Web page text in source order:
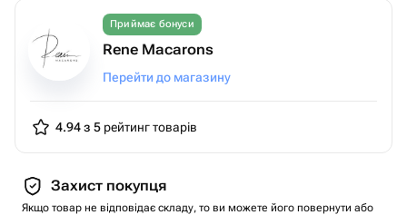
Приймає бонуси
Rene Macarons
Перейти до магазину
4.94 з 5 рейтинг товарів
Захист покупця
Якщо товар не відповідає складу, то ви можете його повернути або